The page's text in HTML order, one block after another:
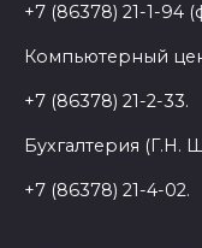
+7 (86378) 21-1-94
Компьютерный
+7 (86378) 21-2-33.
Бухгалтерия (Г.Н.
+7 (86378) 21-4-02.